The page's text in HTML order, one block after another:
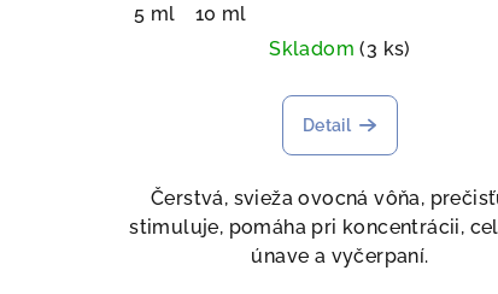
5 ml
10 ml
Skladom(3 ks)
Detail
Čerstvá, svieža ovocná vôňa,
stimuluje, pomáha pri koncentrácii,
únave a vyčerpaní.